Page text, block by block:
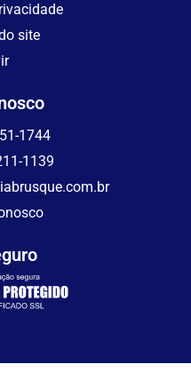
site
1744
1139